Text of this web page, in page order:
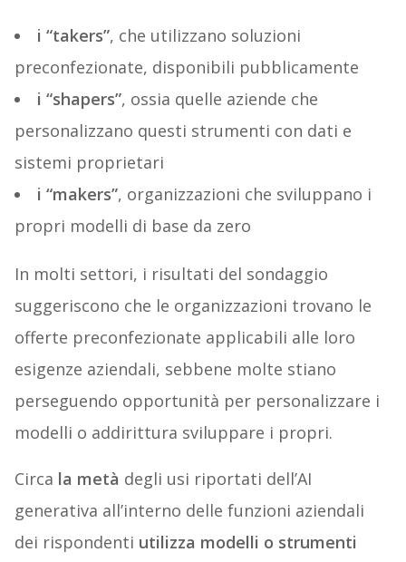
i “takers”, che utilizzano soluzioni
preconfezionate, disponibili pubblicamente
i “shapers”, ossia quelle aziende che
personalizzano questi strumenti con dati e
sistemi proprietari
i “makers”, organizzazioni che sviluppano i
propri modelli di base da zero
In molti settori, i risultati del sondaggio
suggeriscono che le organizzazioni trovano le
offerte preconfezionate applicabili alle loro
esigenze aziendali, sebbene molte stiano
perseguendo opportunità per personalizzare i
modelli o addirittura sviluppare i propri.
Circa la metà degli usi riportati dell’AI
generativa all’interno delle funzioni aziendali
dei rispondenti utilizza modelli o strumenti